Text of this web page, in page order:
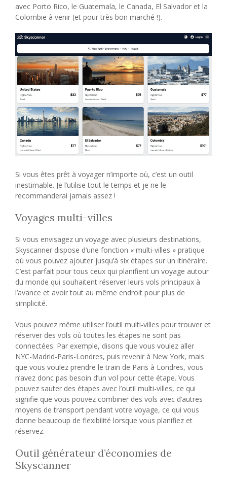
avec Porto Rico, le Guatemala, le Canada, El Salvador et la
Colombie à venir (et pour très bon marché !).
Si vous êtes prêt à voyager n’importe où, c’est un outil
inestimable. Je l’utilise tout le temps et je ne le
recommanderai jamais assez !
Voyages multi-villes
Si vous envisagez un voyage avec plusieurs destinations,
Skyscanner dispose d’une fonction « multi-villes » pratique
où vous pouvez ajouter jusqu’à six étapes sur un itinéraire.
C’est parfait pour tous ceux qui planifient un voyage autour
du monde qui souhaitent réserver leurs vols principaux à
l’avance et avoir tout au même endroit pour plus de
simplicité.
Vous pouvez même utiliser l’outil multi-villes pour trouver et
réserver des vols où toutes les étapes ne sont pas
connectées. Par exemple, disons que vous voulez aller
NYC-Madrid-Paris-Londres, puis revenir à New York, mais
que vous voulez prendre le train de Paris à Londres, vous
n’avez donc pas besoin d’un vol pour cette étape. Vous
pouvez sauter des étapes avec l’outil multi-villes, ce qui
signifie que vous pouvez combiner des vols avec d’autres
moyens de transport pendant votre voyage, ce qui vous
donne beaucoup de flexibilité lorsque vous planifiez et
réservez.
Outil générateur d’économies de
Skyscanner